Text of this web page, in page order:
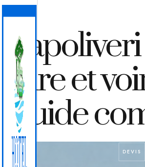
DEVIS
faire et
Guide